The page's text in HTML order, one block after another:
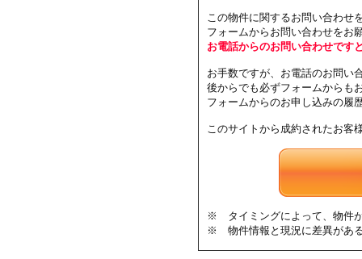
この物件に関するお問い合わせ
フォームからお問い合わせをお
お電話からのお問い合わせです
お手数ですが、お電話のお問い
後からでも必ずフォームからも
フォームからのお申し込みの履
このサイトから成約されたお
※ タイミングによって、物件
※ 物件情報と現況に差異があ